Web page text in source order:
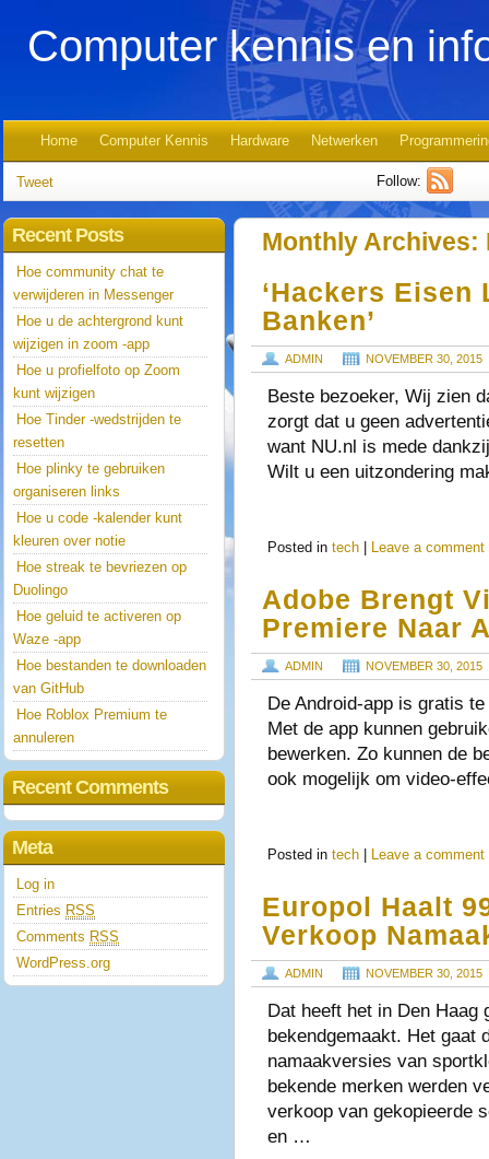
Computer kennis en
Home Computer Kennis Hardware Netwerken
Tweet Follow:
Monthly Archives:
‘Hackers Eisen
Banken’
ADMIN NOVEMBER 30, 2015
Beste bezoeker, Wij zien
zorgt dat u geen
want NU.nl is mede
Wilt u een uitzondering
Posted in tech Leave a comment
Adobe Brengt
Premiere Naar
ADMIN NOVEMBER 30, 2015
De Android-app is gratis
Met de app kunnen
bewerken. Zo kunnen de
ook mogelijk om video-
Posted in tech Leave a comment
Europol Haalt
Verkoop
ADMIN NOVEMBER 30, 2015
Dat heeft het in Den Haag
bekendgemaakt. Het gaat
namaakversies van
bekende merken werden
verkoop van gekopieerde
en …
Recent Posts
Hoe community chat te
verwijderen in Messenger
Hoe u de achtergrond kunt
wijzigen in zoom -app
Hoe u profielfoto op Zoom
kunt wijzigen
Hoe Tinder -wedstrijden te
resetten
Hoe plinky te gebruiken
organiseren links
Hoe u code -kalender kunt
kleuren over notie
Hoe streak te bevriezen op
Duolingo
Hoe geluid te activeren op
Waze -app
Hoe bestanden te downloaden
van GitHub
Hoe Roblox Premium te
annuleren
Recent Comments
Meta
Log in
Entries RSS
Comments RSS
WordPress.org